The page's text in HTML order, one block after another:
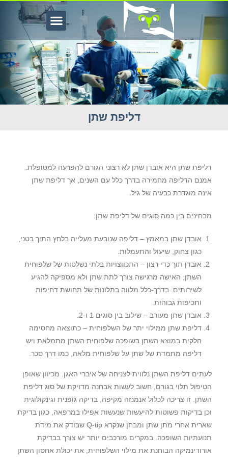
דליפת שתן
דליפת שתן היא אובדן שתן לא רצוני הגורם להפרעה למטופלת.
אמנם הדליפה מחמירה בדרך כלל עם השנים, אך דליפת שתן
אינה מוגדרת כבעיה של גיל.
מבחינים בין כמה סוגים של דליפת שתן:
אובדן שתן במאמץ – דליפה שנובעת מעלייה בלחץ התוך בטני,
כגון צחוק, שיעול והתעמלות.
אובדן תוך כדי רצון – התכווצויות בלתי נשלטות של שלפוחית
השתן; האישה מרגישה צורך לתת שתן ולא מספיקה להגיע
לשירותים. בדרך-כלל מלווה בתלונות של תחושת דחיפות
ותכיפות גבוהות.
אובדן שתן מעורב – שילוב בין סוגים 1 ו-2.
דליפת שתן ממילוי יתר של השלפוחית – כתוצאה מחסימה
חלקית במוצא השתן בשופכה שלפוחית השתן מתמלאת ויש
דליפה מתמדת של שתן על שלפוחית מלאה, כמו דרך סכר.
לעתים דליפת השתן נלווית לצניחה של איברי האגן. מכיוון שאופן
הטיפול תלוי בגורם, חשוב לעשות אבחנה מדויקת של סוג דליפת
השתן. זו צריכה לכלול אנמנזה מקיפה, בדיקה גופנית וגינקולוגית
וכן בדיקות פשוטות להיעשות שנעשות אפילו במרפאה, כגון בדיקת
שארית אחרי מתן שתן ומבחן שנקרא Q-tip שבודק את מידת
תנועתיות השופכה. במקרים מורכבים יותר יש צורך בבדיקת
אורודינמיקה הבוחנת את מילוי השלפוחית, את יכולת אחסון השתן